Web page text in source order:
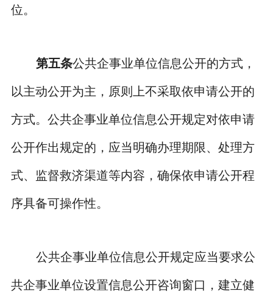
位。
第五条公共企事业单位信息公开的方式，
以主动公开为主，原则上不采取依申请公开的
方式。公共企事业单位信息公开规定对依申请
公开作出规定的，应当明确办理期限、处理方
式、监督救济渠道等内容，确保依申请公开程
序具备可操作性。
公共企事业单位信息公开规定应当要求公
共企事业单位设置信息公开咨询窗口，建立健